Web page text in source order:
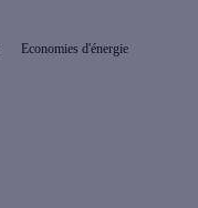
Economies d'énergie